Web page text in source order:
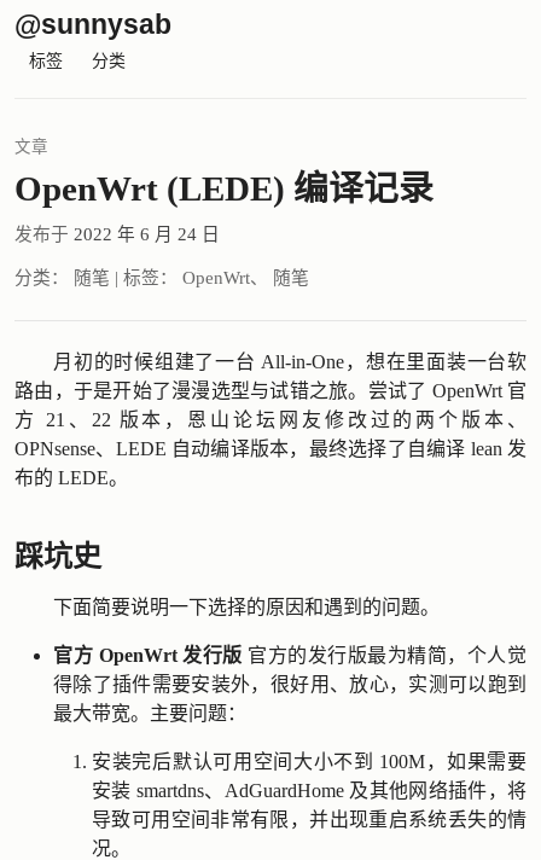
@sunnysab
标签 分类
文章
OpenWrt (LEDE) 编译记录
发布于 2022 年 6 月 24 日
分类： 随笔 | 标签： OpenWrt、 随笔
月初的时候组建了一台 All-in-One，想在里面装一台软
路由，于是开始了漫漫选型与试错之旅。尝试了 OpenWrt 官
方
21、22 版本， 恩山论坛 网友修改过的两个版本、
OPNsense、 LEDE 自动编译版本，最终选择了自编译 lean 发
布的 LEDE。
踩坑史
下面简要说明一下选择的原因和遇到的问题。
官方 OpenWrt 发行版 官方的发行版最为精简，个人觉
得除了插件需要安装外，很好用、放心，实测可以跑到
最大带宽。主要问题：
安装完后默认可用空间大小不到 100M，如果需要
安装 smartdns、AdGuardHome 及其他网络插件，将
导致可用空间非常有限，并出现重启系统丢失的情
况。